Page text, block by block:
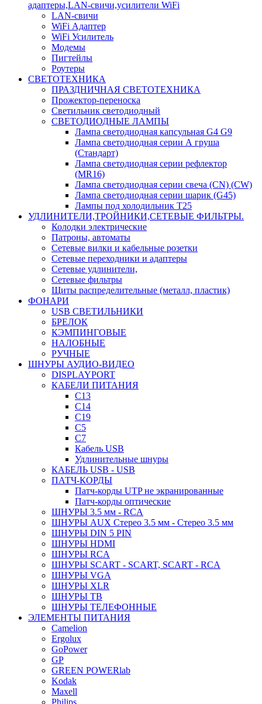
адаптеры,LAN-свичи,усилители WiFi
LAN-свичи
WiFi Адаптер
WiFi Усилитель
Модемы
Пигтейлы
Роутеры
СВЕТОТЕХНИКА
ПРАЗДНИЧНАЯ СВЕТОТЕХНИКА
Прожектор-переноска
Светильник светодиодный
СВЕТОДИОДНЫЕ ЛАМПЫ
Лампа светодиодная капсульная G4 G9
Лампа светодиодная серии А груша
(Стандарт)
Лампа светодиодная серии рефлектор
(MR16)
Лампа светодиодная серии свеча (CN) (CW)
Лампа светодиодная серии шарик (G45)
Лампы под холодильник T25
УДЛИНИТЕЛИ,ТРОЙНИКИ,СЕТЕВЫЕ ФИЛЬТРЫ.
Колодки электрические
Патроны, автоматы
Сетевые вилки и кабельные розетки
Сетевые переходники и адаптеры
Сетевые удлинители,
Сетевые фильтры
Щиты распределительные (металл, пластик)
ФОНАРИ
USB СВЕТИЛЬНИКИ
БРЕЛОК
КЭМПИНГОВЫЕ
НАЛОБНЫЕ
РУЧНЫЕ
ШНУРЫ АУДИО-ВИДЕО
DISPLAYPORT
КАБЕЛИ ПИТАНИЯ
C13
C14
C19
C5
C7
Кабель USB
Удлинительные шнуры
КАБЕЛЬ USB - USB
ПАТЧ-КОРДЫ
Патч-корды UTP не экранированные
Патч-корды оптические
ШНУРЫ 3.5 мм - RCA
ШНУРЫ AUX Стерео 3.5 мм - Стерео 3.5 мм
ШНУРЫ DIN 5 PIN
ШНУРЫ HDMI
ШНУРЫ RCA
ШНУРЫ SCART - SCART, SCART - RCA
ШНУРЫ VGA
ШНУРЫ XLR
ШНУРЫ ТВ
ШНУРЫ ТЕЛЕФОННЫЕ
ЭЛЕМЕНТЫ ПИТАНИЯ
Camelion
Ergolux
GoPower
GP
GREEN POWERlab
Kodak
Maxell
Philips